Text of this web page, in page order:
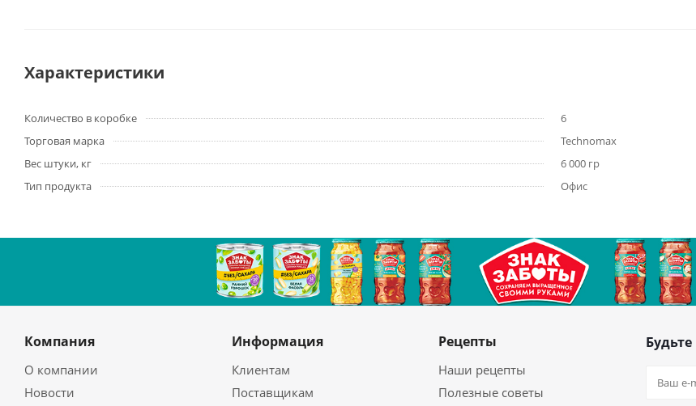
Характеристики
Количество в коробке
6
Торговая марка
Technomax
Вес штуки, кг
6 000 гр
Тип продукта
Офис
Компания
О компании
Новости
Информация
Клиентам
Поставщикам
Рецепты
Наши рецепты
Полезные советы
Будьте